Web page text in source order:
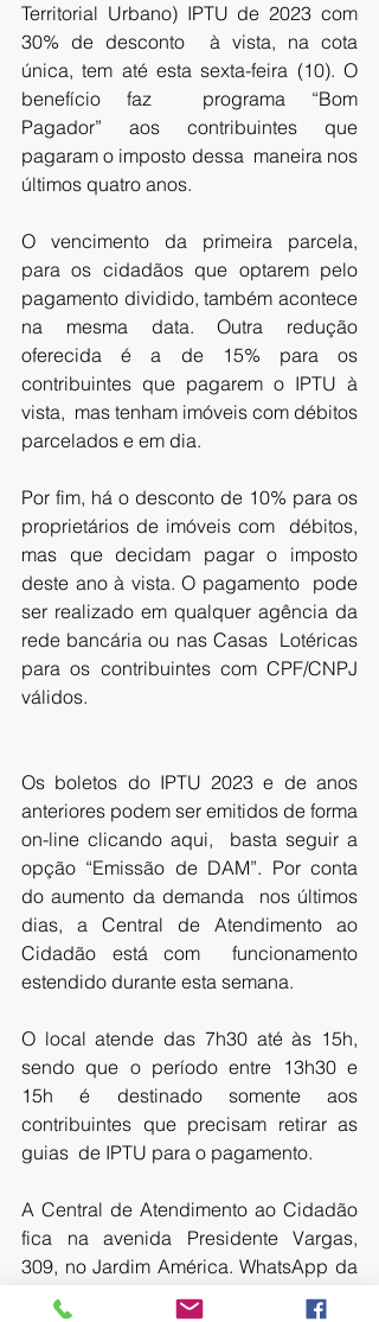
Territorial Urbano) IPTU de 2023 com
30% de desconto  à vista, na cota
única, tem até esta sexta-feira (10). O
benefício faz  programa “Bom
Pagador” aos contribuintes que
pagaram o imposto dessa  maneira nos
últimos quatro anos.
O vencimento da primeira parcela,
para os cidadãos que optarem pelo
pagamento dividido, também acontece
na mesma data. Outra redução
oferecida é a de 15% para os
contribuintes que pagarem o IPTU à
vista,  mas tenham imóveis com débitos
parcelados e em dia.
Por fim, há o desconto de 10% para os
proprietários de imóveis com  débitos,
mas que decidam pagar o imposto
deste ano à vista. O pagamento  pode
ser realizado em qualquer agência da
rede bancária ou nas Casas  Lotéricas
para os contribuintes com CPF/CNPJ
válidos.
Os boletos do IPTU 2023 e de anos
anteriores podem ser emitidos de forma
on-line clicando aqui,
  basta seguir a
opção “Emissão de DAM”. Por conta
do aumento da demanda  nos últimos
dias, a Central de Atendimento ao
Cidadão está com  funcionamento
estendido durante esta semana.
O local atende das 7h30 até às 15h,
sendo que o período entre 13h30 e
15h é destinado somente aos
contribuintes que precisam retirar as
guias  de IPTU para o pagamento.
A Central de Atendimento ao Cidadão
fica na avenida Presidente Vargas,
309, no Jardim América. WhatsApp da
Central: (67) 98468-6045.